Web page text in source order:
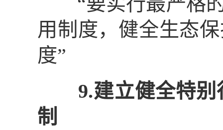
用制度，健全生态
度”
9.建立健全特
制